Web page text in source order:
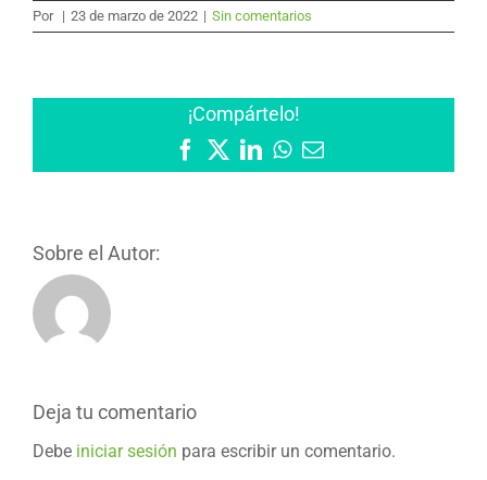
Por | 23 de marzo de 2022 | Sin comentarios
¡Compártelo!
Facebook
X LinkedIn
WhatsApp
Correo
electrónico
Sobre el Autor:
Deja tu comentario
Debe iniciar sesión para escribir un comentario.